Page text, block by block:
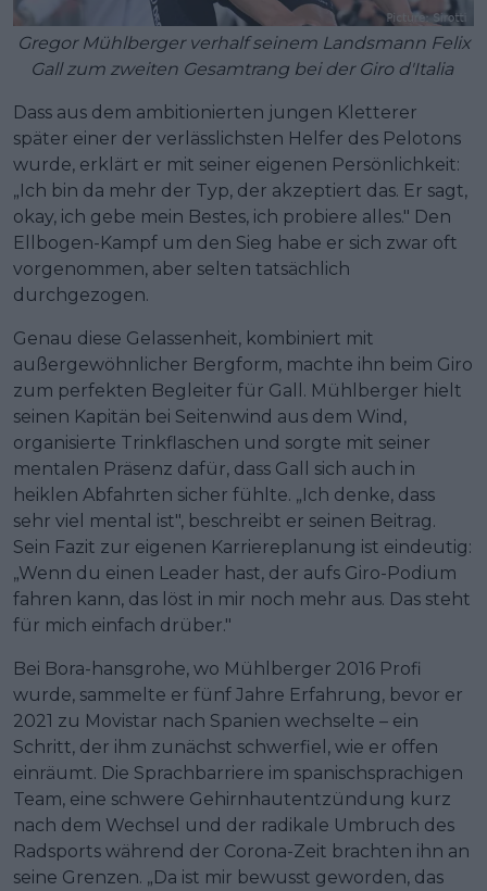
Gregor Mühlberger verhalf seinem Landsmann Felix
Gall zum zweiten Gesamtrang bei der Giro d'Italia
Dass aus dem ambitionierten jungen Kletterer
später einer der verlässlichsten Helfer des Pelotons
wurde, erklärt er mit seiner eigenen Persönlichkeit:
„Ich bin da mehr der Typ, der akzeptiert das. Er sagt,
okay, ich gebe mein Bestes, ich probiere alles." Den
Ellbogen-Kampf um den Sieg habe er sich zwar oft
vorgenommen, aber selten tatsächlich
durchgezogen.
Genau diese Gelassenheit, kombiniert mit
außergewöhnlicher Bergform, machte ihn beim Giro
zum perfekten Begleiter für Gall. Mühlberger hielt
seinen Kapitän bei Seitenwind aus dem Wind,
organisierte Trinkflaschen und sorgte mit seiner
mentalen Präsenz dafür, dass Gall sich auch in
heiklen Abfahrten sicher fühlte. „Ich denke, dass
sehr viel mental ist", beschreibt er seinen Beitrag.
Sein Fazit zur eigenen Karriereplanung ist eindeutig:
„Wenn du einen Leader hast, der aufs Giro-Podium
fahren kann, das löst in mir noch mehr aus. Das steht
für mich einfach drüber."
Bei Bora-hansgrohe, wo Mühlberger 2016 Profi
wurde, sammelte er fünf Jahre Erfahrung, bevor er
2021 zu Movistar nach Spanien wechselte – ein
Schritt, der ihm zunächst schwerfiel, wie er offen
einräumt. Die Sprachbarriere im spanischsprachigen
Team, eine schwere Gehirnhautentzündung kurz
nach dem Wechsel und der radikale Umbruch des
Radsports während der Corona-Zeit brachten ihn an
seine Grenzen. „Da ist mir bewusst geworden, das